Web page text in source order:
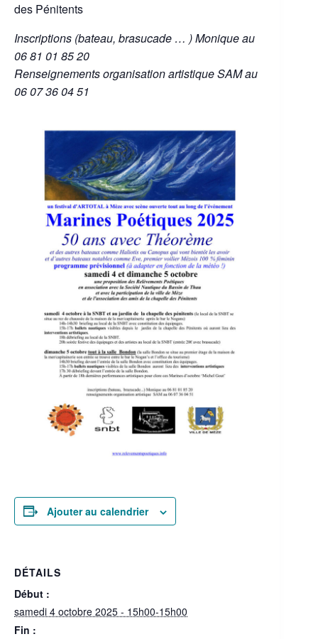
des Pénitents
Inscriptions (bateau, brasucade … ) Monique au
06 81 01 85 20
Renseignements organisation artistique SAM au
06 07 36 04 51
Ajouter au calendrier
DÉTAILS
Début :
samedi 4 octobre 2025 - 15h00-15h00
Fin :